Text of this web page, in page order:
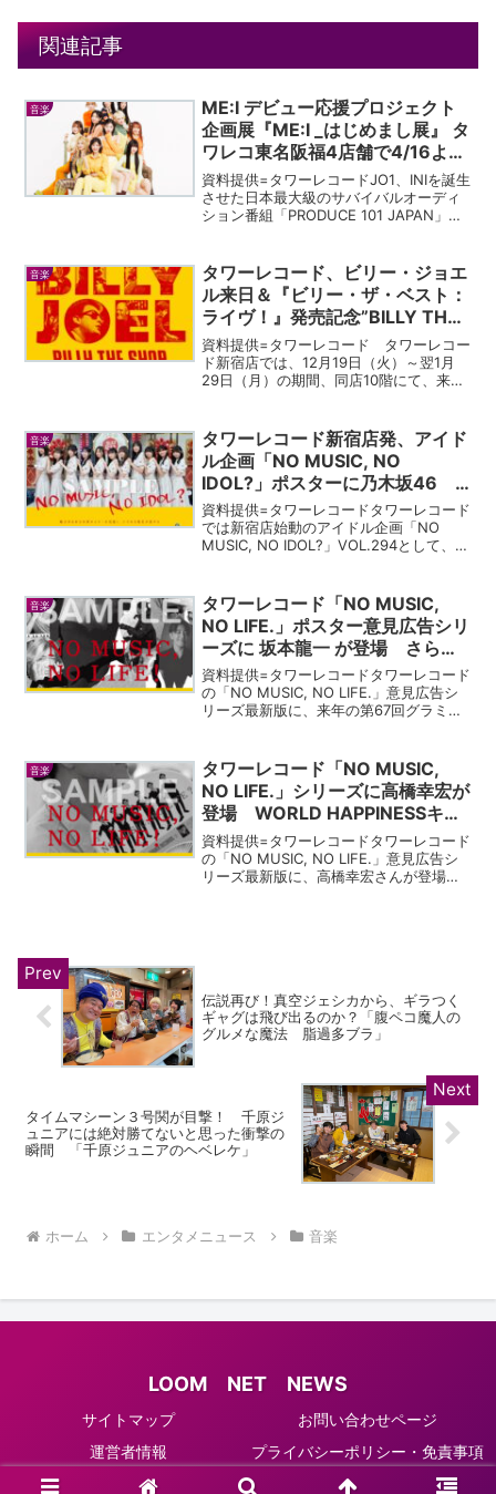
関連記事
音楽
ME:I デビュー応援プロジェクト
企画展『ME:I _はじめまし展』 タ
ワレコ東名阪福4店舗で4/16より
同時開催決定
資料提供=タワーレコードJO1、INIを誕生
させた日本最大級のサバイバルオーディ
ション番組「PRODUCE 101 JAPAN」の
て国民プロデュ...
音楽
タワーレコード、ビリー・ジョエ
ル来日＆『ビリー・ザ・ベスト：
ライヴ！』発売記念”BILLY THE
SHOP”開催！
資料提供=タワーレコード タワーレコー
ド新宿店では、12月19日（火）～翌1月
29日（月）の期間、同店10階にて、来年
年12月20日（水）半世紀におよぶ彼のキ
ャリ...
音楽
タワーレコード新宿店発、アイド
ル企画「NO MUSIC, NO
IDOL?」ポスターに乃木坂46 5
期生が登場!!
資料提供=タワーレコードタワーレコード
では新宿店始動のアイドル企画「NO
MUSIC, NO IDOL?」VOL.294として、4
場。対象商品を購入...
音楽
タワーレコード「NO MUSIC,
NO LIFE.」ポスター意見広告シリ
ーズに 坂本龍一 が登場 さらに
全店で坂本龍一フェアも開催
資料提供=タワーレコードタワーレコード
の「NO MUSIC, NO LIFE.」意見広告シ
リーズ最新版に、来年の第67回グラミー
題の故・坂本龍一さんが登場。12月6日...
音楽
タワーレコード「NO MUSIC,
NO LIFE.」シリーズに高橋幸宏が
登場 WORLD HAPPINESSキュ
レーターとしてライブ音源＆映像
発売記念
資料提供=タワーレコードタワーレコード
の「NO MUSIC, NO LIFE.」意見広告シ
リーズ最新版に、高橋幸宏さんが登場し
伝説再び！真空ジェシカから、ギラつく
ギャグは飛び出るのか？「腹ペコ魔人の
グルメな魔法 脂過多ブラ」
タイムマシーン３号関が目撃！ 千原ジ
ュニアには絶対勝てないと思った衝撃の
瞬間 「千原ジュニアのヘベレケ」
ホーム エンタメニュース 音楽
LOOM NET NEWS
サイトマップ
お問い合わせページ
運営者情報
プライバシーポリシー・免責事項
© 2021 LOOM NET NEWS.